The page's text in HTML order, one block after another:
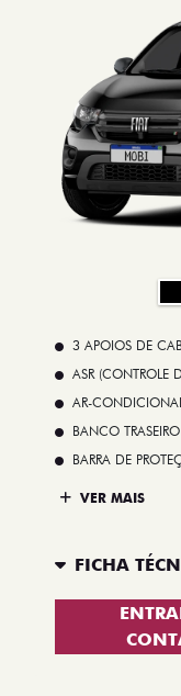
3 APOIOS DE
ASR (CONTROLE
AR-
BANCO TRASEIRO
BARRA DE
VER MAIS
FICHA